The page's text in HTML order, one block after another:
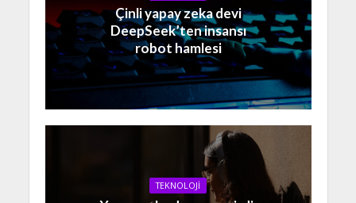
Çinli yapay zeka devi
DeepSeek’ten insansı
robot hamlesi
TEKNOLOJİ